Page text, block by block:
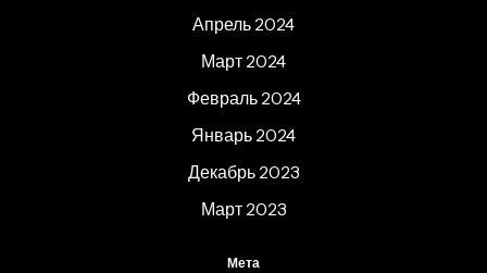
Апрель 2024
Март 2024
Февраль 2024
Январь 2024
Декабрь 2023
Март 2023
Мета